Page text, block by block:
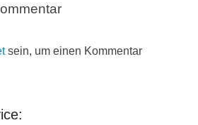
sein, um einen Kommentar